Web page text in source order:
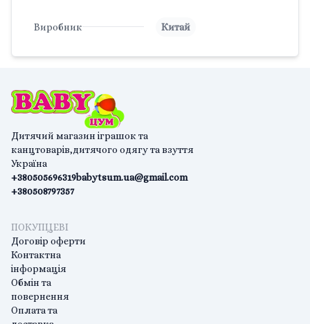
Виробник Китай
Дитячий магазин іграшок та
канцтоварів,дитячого одягу та взуття
Україна
+380505696319
+380508797357
babytsum.ua@gmail.com
ПОКУПЦЕВІ
Договір оферти
Контактна
інформація
Обмін та
повернення
Оплата та